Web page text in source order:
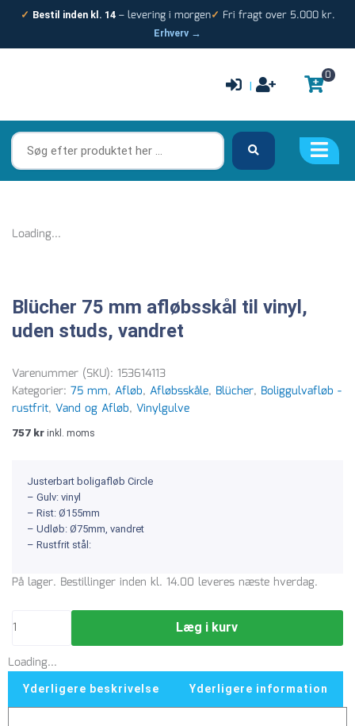
✓ Bestil inden kl. 14– levering i morgen✓ Fri fragt over 5.000 kr.
Erhverv →
|
0
Søg
efter
produktet
Loading...
Blücher 75 mm afløbsskål til vinyl,
uden studs, vandret
Varenummer (SKU): 153614113
Kategorier: 75 mm, Afløb, Afløbsskåle, Blücher, Boliggulvafløb -
rustfrit, Vand og Afløb, Vinylgulve
757 kr inkl. moms
Justerbart boligafløb Circle
– Gulv: vinyl
– Rist: Ø155mm
– Udløb: Ø75mm, vandret
– Rustfrit stål:
På lager. Bestillinger inden kl. 14.00 leveres næste hverdag.
Blücher
afløbsskål
vinyl,
uden
studs,
Læg i kurv
Loading...
Yderligere beskrivelse Yderligere information